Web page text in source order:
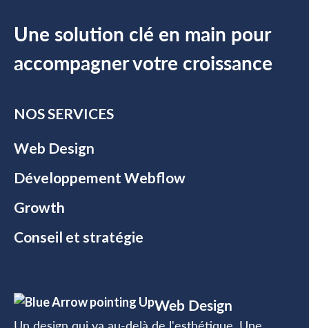
Une solution clé en main pour
accompagner votre croissance
NOS SERVICES
Web Design
Développement Webflow
Growth
Conseil et stratégie
Web Design